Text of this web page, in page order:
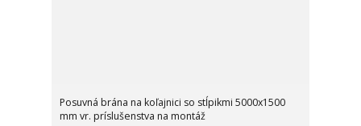
Posuvná brána na koľajnici so stĺpikmi 5000x1500
mm vr. príslušenstva na montáž